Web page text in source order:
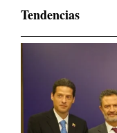
Tendencias